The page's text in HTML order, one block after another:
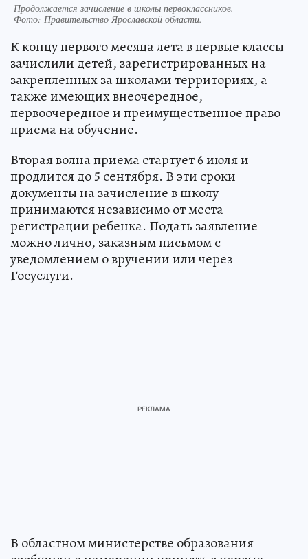
Продолжается зачисление в школы первоклассников.
Фото: Правительство Ярославской области.
К концу первого месяца лета в первые классы
зачислили детей, зарегистрированных на
закрепленных за школами территориях, а
также имеющих внеочередное,
первоочередное и преимущественное право
приема на обучение.
Вторая волна приема стартует 6 июля и
продлится до 5 сентября. В эти сроки
документы на зачисление в школу
принимаются независимо от места
регистрации ребенка. Подать заявление
можно лично, заказным письмом с
уведомлением о вручении или через
Госуслуги.
В областном министерстве образования